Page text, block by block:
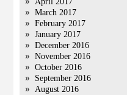
March 2017
February 2017
January 2017
December 2016
November 2016
October 2016
September 2016
August 2016